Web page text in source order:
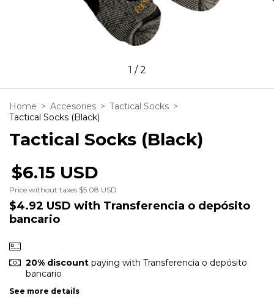
1 /2
Home > Accesories > Tactical Socks >
Tactical Socks (Black)
Tactical Socks (Black)
$6.15 USD
Price without taxes $5.08 USD
$4.92 USD with Transferencia o depósito
bancario
20% discountpaying with Transferencia o depósito
bancario
See more details